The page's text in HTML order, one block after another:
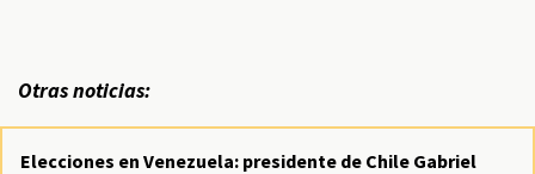
Otras noticias:
Elecciones en Venezuela: presidente de Chile Gabriel